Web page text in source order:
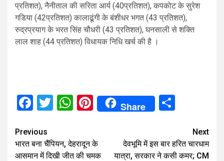
प्रतिशत), नैनीताल की सरिता आर्य (40प्रतिशत), कपकोट के सुरेश
गडिया (42प्रतिशत) कालाढूंगी के बंशीधर भगत (43 प्रतिशत),
रुद्रप्रयाग के भरत सिंह चौधरी (43 प्रतिशत), घनसाली से शक्ति
लाल शाह (44 प्रतिशत) विधायक निधि खर्च की है ।
Facebook
TwitterWhatsApp
Pinterest
Share
Continue
Reading
Previous
भारत बना चैंपियन, देहरादून के
आसमान में दिखी जीत की चमक
Next
देवभूमि में इस बार हरित चारधाम
यात्रा, सरकार ने कसी कमर; CM